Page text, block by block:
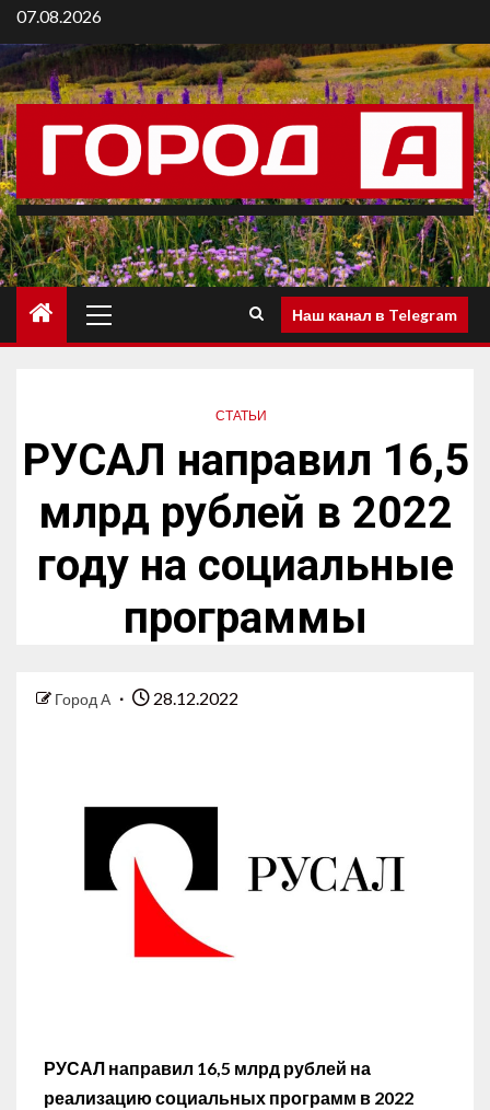
07.08.2026
Наш канал в Telegram
СТАТЬИ
РУСАЛ направил 16,5
млрд рублей в 2022
году на социальные
программы
Город А 28.12.2022
РУСАЛ направил 16,5 млрд рублей на
реализацию социальных программ в 2022